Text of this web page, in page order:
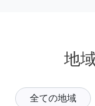
地
全ての地域